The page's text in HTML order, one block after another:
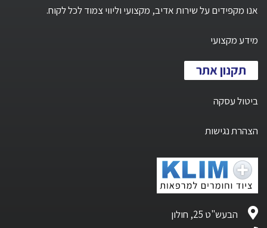
אנו מקפידים על שירות אדיב, מקצועי וליווי צמוד לכל לקוח.
מידע מקצועי
תקנון אתר
ביטול עסקה
הצהרת נגישות
הבעש"ט 25, חולון